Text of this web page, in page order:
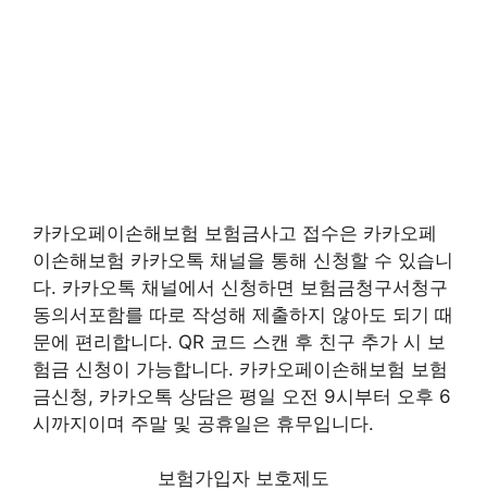
카카오페이손해보험 보험금사고 접수은 카카오페
이손해보험 카카오톡 채널을 통해 신청할 수 있습니
다. 카카오톡 채널에서 신청하면 보험금청구서청구
동의서포함를 따로 작성해 제출하지 않아도 되기 때
문에 편리합니다. QR 코드 스캔 후 친구 추가 시 보
험금 신청이 가능합니다. 카카오페이손해보험 보험
금신청, 카카오톡 상담은 평일 오전 9시부터 오후 6
시까지이며 주말 및 공휴일은 휴무입니다.
보험가입자 보호제도